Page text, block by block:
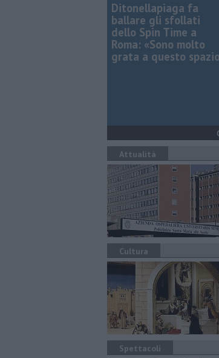
Ditonellapiaga fa
ballare gli sfollati
dello Spin Time a
Roma: «Sono molto
grata a questo
Attualità
Cultura
Spettacoli